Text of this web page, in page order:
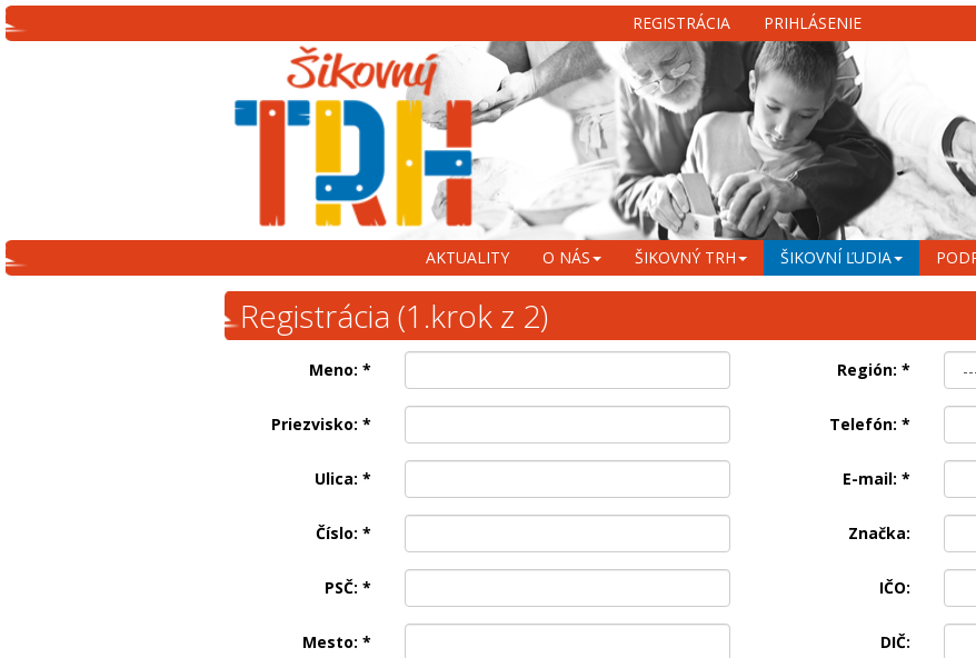
REGISTRÁCIA PRIHLÁSENIE
AKTUALITY O NÁS ŠIKOVNÝ TRH ŠIKOVNÍ ĽUDIA
Registrácia (1.krok z 2)
Meno: *
Priezvisko: *
Ulica: *
Číslo: *
PSČ: *
Mesto: *
Región: *
Telefón: *
E-mail: *
Značka:
IČO:
DIČ: